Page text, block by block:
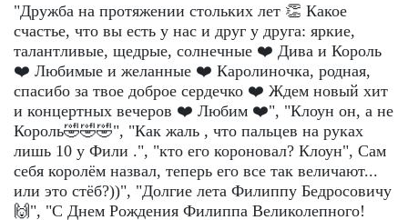
"Дружба на протяжении стольких лет 👏 Какое
счастье, что вы есть у нас и друг у друга: яркие,
талантливые, щедрые, солнечные ❤️ Дива и Король
❤️ Любимые и желанные ❤️ Каролиночка, родная,
спасибо за твое доброе сердечко ❤️ Ждем новый хит
и концертных вечеров ❤️ Любим ❤️", "Клоун он, а не
Король🤣🤣🤣", "Как жаль , что пальцев на руках
лишь 10 у Фили .", "кто его короновал? Клоун", Сам
себя королём назвал, теперь его все так величают...
или это стёб?))", "Долгие лета Филиппу Бедросовичу
🙌", "С Днем Рождения Филиппа Великолепного!